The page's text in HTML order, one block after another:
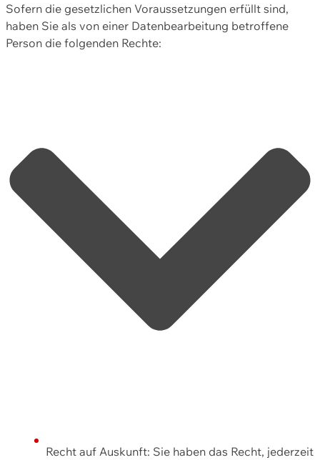
Sofern die gesetzlichen Voraussetzungen erfüllt sind,
haben Sie als von einer Datenbearbeitung betroffene
Person die folgenden Rechte:
Recht auf Auskunft: Sie haben das Recht, jederzeit